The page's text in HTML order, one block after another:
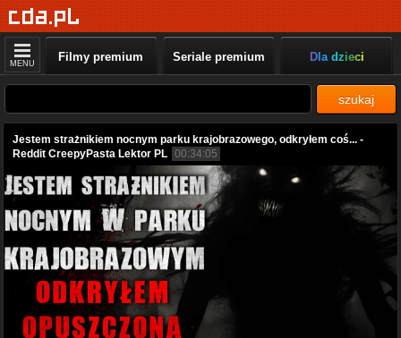
MENU Filmy premium Seriale premium Dla dzieci
szukaj
Jestem strażnikiem nocnym parku krajobrazowego, odkryłem coś... -
Reddit CreepyPasta Lektor PL 00:34:05